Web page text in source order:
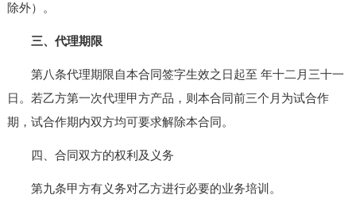
除外）。
三、代理期限
第八条代理期限自本合同签字生效之日起至 年十二月三十一
日。若乙方第一次代理甲方产品，则本合同前三个月为试合作
期，试合作期内双方均可要求解除本合同。
四、合同双方的权利及义务
第九条甲方有义务对乙方进行必要的业务培训。